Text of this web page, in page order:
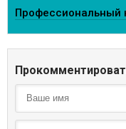
Профессиональный